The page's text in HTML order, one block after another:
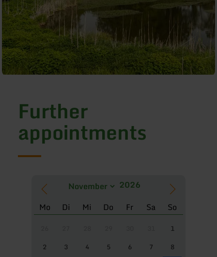
Further
appointments
Mo Di Mi Do Fr Sa So
1
2
3 4 5 6 7
8